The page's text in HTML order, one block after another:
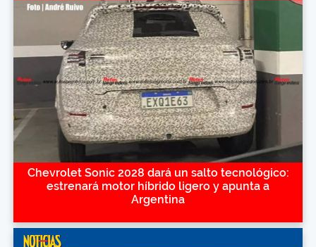
Chevrolet Sonic 2028 dará un salto tecnológico:
estrenará motor híbrido ligero y apunta a
Argentina